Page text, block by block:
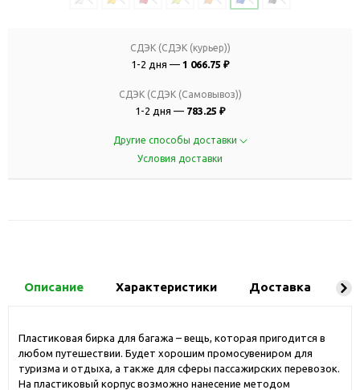
СДЭК (СДЭК (курьер))
1-2 дня — 1 066.75 ₽
СДЭК (СДЭК (Самовывоз))
1-2 дня — 783.25 ₽
Другие способы доставки
Условия доставки
Описание Характеристики Доставка
Пластиковая бирка для багажа – вещь, которая пригодится в
любом путешествии. Будет хорошим промосувениром для
туризма и отдыха, а также для сферы пассажирских перевозок.
На пластиковый корпус возможно нанесение методом